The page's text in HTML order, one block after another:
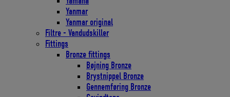
Yanmar
Yanmar original
Filtre - Vandudskiller
Fittings
Bronze fittings
Bøjning Bronze
Brystnippel Bronze
Gennemføring Bronze